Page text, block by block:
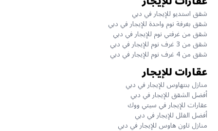
شقق استديو للإيجار في دبي
شقق بغرفة نوم واحدة للإيجار في دبي
شقق من غرفتي نوم للإيجار في دبي
شقق من 3 غرف نوم للإيجار في دبي
شقق من 4 غرف نوم للإيجار في دبي
عقارات للإيجار
منازل بنتهاوس للإيجار في دبي
أفضل الشقق للإيجار في دبي
عقارات للإيجار في سيتي ووك
أفضل الفلل للإيجار في دبي
منازل تاون هاوس للإيجار في دبي